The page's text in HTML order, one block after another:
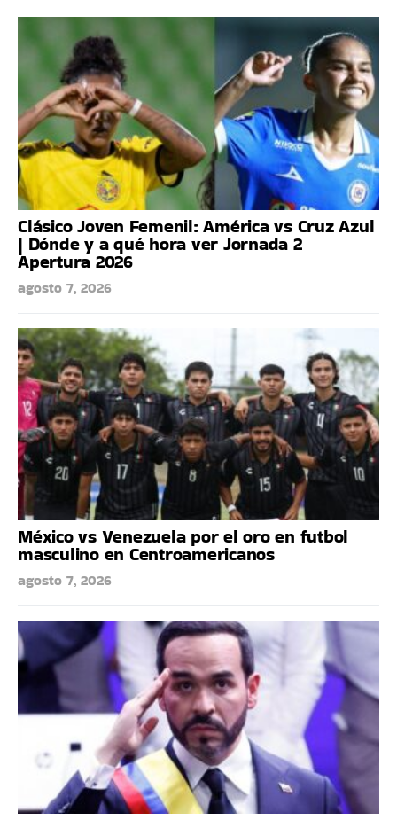
Clásico Joven Femenil: América vs Cruz Azul
| Dónde y a qué hora ver Jornada 2
Apertura 2026
agosto 7, 2026
México vs Venezuela por el oro en futbol
masculino en Centroamericanos
agosto 7, 2026